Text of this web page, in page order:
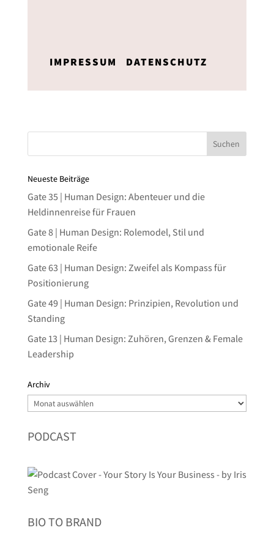
IMPRESSUM DATENSCHUTZ
Neueste Beiträge
Gate 35 | Human Design: Abenteuer und die
Heldinnenreise für Frauen
Gate 8 | Human Design: Rolemodel, Stil und
emotionale Reife
Gate 63 | Human Design: Zweifel als Kompass für
Positionierung
Gate 49 | Human Design: Prinzipien, Revolution und
Standing
Gate 13 | Human Design: Zuhören, Grenzen & Female
Leadership
Archiv
Archiv
PODCAST
BIO TO BRAND